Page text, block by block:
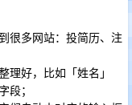
很多网站：投简历、注
好，比如「姓名」
段；